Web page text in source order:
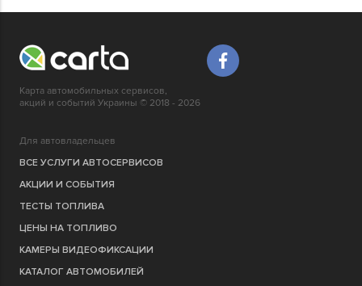
Карта автомобильных сервисов,
акций и событий Украины © 2018 - 2026
Для автовладельцев
ВСЕ УСЛУГИ АВТОСЕРВИСОВ
АКЦИИ И СОБЫТИЯ
ТЕСТЫ ТОПЛИВА
ЦЕНЫ НА ТОПЛИВО
КАМЕРЫ ВИДЕОФИКСАЦИИ
КАТАЛОГ АВТОМОБИЛЕЙ